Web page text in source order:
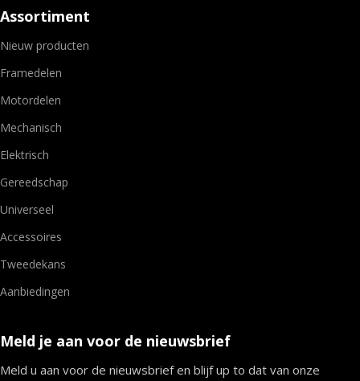
Assortiment
Nieuw producten
Framedelen
Motordelen
Mechanisch
Elektrisch
Gereedschap
Universeel
Accessoires
Tweedekans
Aanbiedingen
Meld je aan voor de nieuwsbrief
Meld u aan voor de nieuwsbrief en blijf up to dat van onze